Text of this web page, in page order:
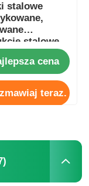
stalowe
stalowe,
hal
cena
teraz.